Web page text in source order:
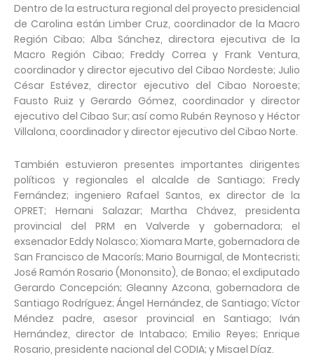
Dentro de la estructura regional del proyecto presidencial
de Carolina están Limber Cruz, coordinador de la Macro
Región Cibao; Alba Sánchez, directora ejecutiva de la
Macro Región Cibao; Freddy Correa y Frank Ventura,
coordinador y director ejecutivo del Cibao Nordeste; Julio
César Estévez, director ejecutivo del Cibao Noroeste;
Fausto Ruiz y Gerardo Gómez, coordinador y director
ejecutivo del Cibao Sur; así como Rubén Reynoso y Héctor
Villalona, coordinador y director ejecutivo del Cibao Norte.
También estuvieron presentes importantes dirigentes
políticos y regionales el alcalde de Santiago; Fredy
Fernández; ingeniero Rafael Santos, ex director de la
OPRET; Hernani Salazar; Martha Chávez, presidenta
provincial del PRM en Valverde y gobernadora; el
exsenador Eddy Nolasco; Xiomara Marte, gobernadora de
San Francisco de Macorís; Mario Bournigal, de Montecristi;
José Ramón Rosario (Mononsito), de Bonao; el exdiputado
Gerardo Concepción; Gleanny Azcona, gobernadora de
Santiago Rodríguez; Ángel Hernández, de Santiago; Víctor
Méndez padre, asesor provincial en Santiago; Iván
Hernández, director de Intabaco; Emilio Reyes; Enrique
Rosario, presidente nacional del CODIA; y Misael Díaz.